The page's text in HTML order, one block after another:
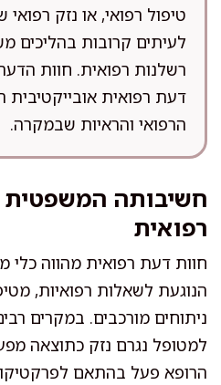
טיפול רפואי, או נזק
לעיתים קרובות בהליכים
רשלנות רפואית. חוות
דעת רפואית
הרפואי והראיות שבמקרה.
חשיבותה
רפואית
חוות דעת רפואית מהווה כלי
הנוגעת לשאלות רפואיות,
ניתוחים מורכבים. במקרים
למטופל נגרם נזק כתוצאה
הרופא פעל בהתאם